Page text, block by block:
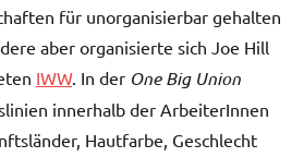
für unorganisierbar gehalten
aber organisierte sich Joe Hill
IWW. In der One Big Union
innerhalb der ArbeiterInnen
Hautfarbe, Geschlecht